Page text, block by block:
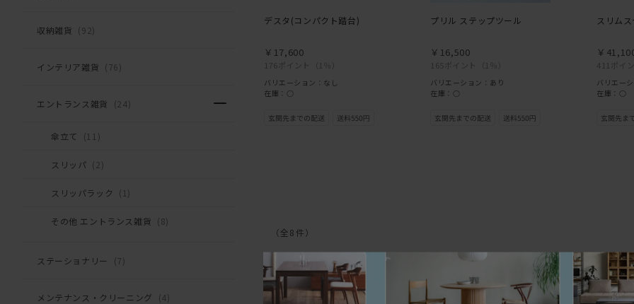
収納雑貨 (92)
インテリア雑貨 (76)
エントランス雑貨 (24)
傘立て (11)
スリッパ (2)
スリッパラック (1)
その他 エントランス雑貨 (8)
ステーショナリー (7)
メンテナンス・クリーニング (4)
デスタ(コンパクト踏台)
176ポイント （1％）
￥17,600
バリエーション：なし
在庫：○
プリル ステップツール
165ポイント （1％）
￥16,500
バリエーション：あり
在庫：○
スリム
411ポイ
￥
バリエー
在庫：○
（全8件）